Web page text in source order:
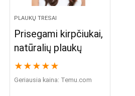
PLAUKŲ TRESAI
Prisegami kirpčiukai,
natūralių plaukų
★ ★ ★ ★ ★
Geriausia kaina: temu.com